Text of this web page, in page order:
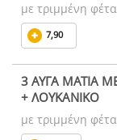
με τριμμένη
7,90
3 ΑΥΓΑ ΜΑΤΙΑ
+ ΛΟΥΚΑΝΙΚΟ
με τριμμένη